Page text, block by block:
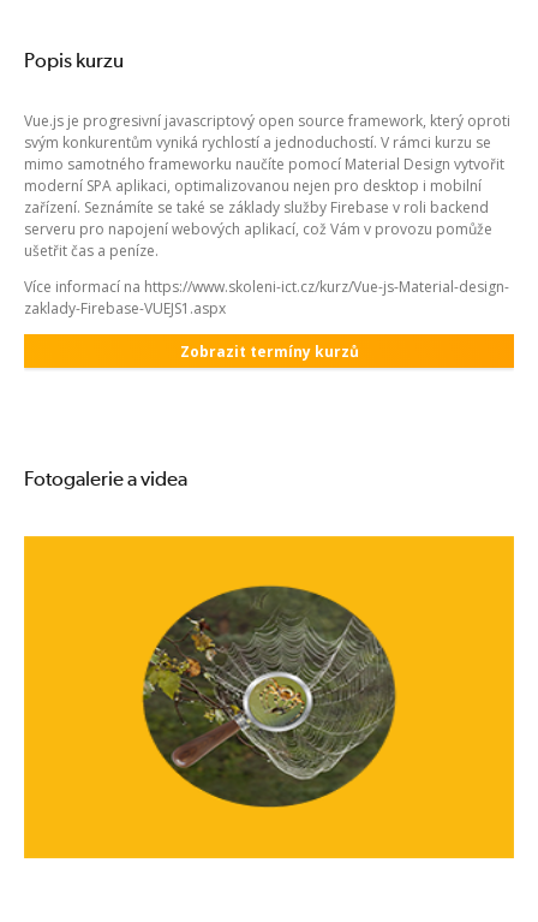
Popis kurzu
Vue.js je progresivní javascriptový open source framework, který oproti
svým konkurentům vyniká rychlostí a jednoduchostí. V rámci kurzu se
mimo samotného frameworku naučíte pomocí Material Design vytvořit
moderní SPA aplikaci, optimalizovanou nejen pro desktop i mobilní
zařízení. Seznámíte se také se základy služby Firebase v roli backend
serveru pro napojení webových aplikací, což Vám v provozu pomůže
ušetřit čas a peníze.
Více informací na https://www.skoleni-ict.cz/kurz/Vue-js-Material-design-
zaklady-Firebase-VUEJS1.aspx
Zobrazit termíny kurzů
Fotogalerie a videa